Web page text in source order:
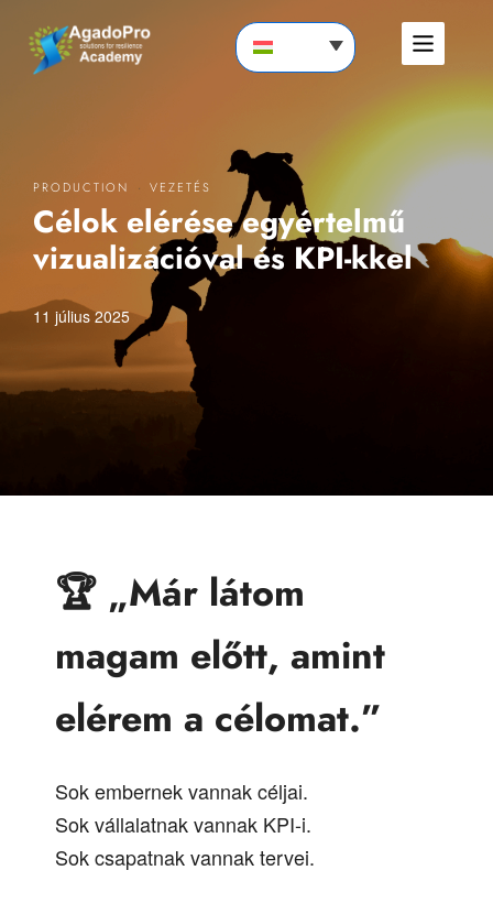
PRODUCTION · VEZETÉS
Célok elérése egyértelmű
vizualizációval és KPI-kkel
11 július 2025
🏆 „Már látom
magam előtt, amint
elérem a célomat.”
Sok embernek vannak céljai.
Sok vállalatnak vannak KPI-i.
Sok csapatnak vannak tervei.